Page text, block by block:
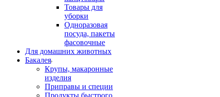
Товары для
уборки
Одноразовая
посуда, пакеты
фасовочные
Для домашних животных
Бакалея
Крупы, макаронные
изделия
Приправы и специи
Продукты быстрого